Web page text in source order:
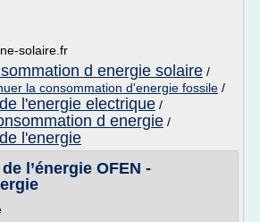
solaire.fr
d energie solaire /
la consommation d'energie fossile /
l'energie electrique /
d energie /
l'energie
l’énergie OFEN -